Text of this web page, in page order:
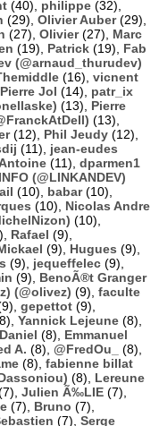
(40), philippe (32),
(29), Olivier Auber(29),
(27), Olivier(27), Marc
(19), Patrick (19), Fab
(@arnaud_thurudev)
(16), vicnent
Pierre Jol (14), patr_ix
(13), Pierre
(13),
(12), Phil Jeudy (12),
(11), jean-eudes
(11), dparmen1
INFO (@LINKANDEV)
(10), babar(10),
(10), Nicolas Andre
(10),
Rafael (9),
(9), Hugues (9),
(9), jequeffelec (9),
(9), BenoÃ®t Granger
(@olivez) (9), faculte
gepettot (9),
Yannick Lejeune (8),
Daniel (8), Emmanuel
A. (8), @FredOu_
(8),
(8), fabienne billat
(8), Lereune
Julien Ã‰LIE (7),
(7), Bruno (7),
(7), Serge